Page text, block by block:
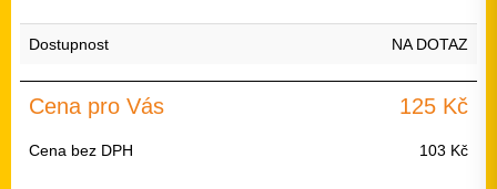
Dostupnost NA DOTAZ
Cena pro Vás 125 Kč
Cena bez DPH 103 Kč